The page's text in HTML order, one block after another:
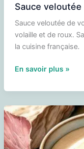
Sauce
Sauce veloutée de
volaille et de roux.
la cuisine française.
Sauce
de
volaille
En savoir plus »